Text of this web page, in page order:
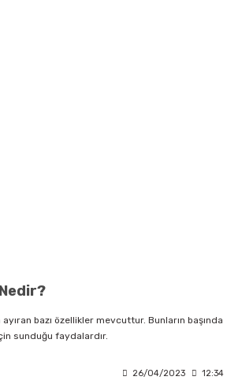
bazı özellikler mevcuttur. Bunların başında
sunduğu faydalardır.
26/04/2023 12:34